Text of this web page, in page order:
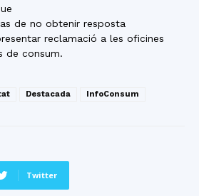
de no obtenir resposta
reclamació a les oficines
de consum.
Destacada InfoConsum
Twitter